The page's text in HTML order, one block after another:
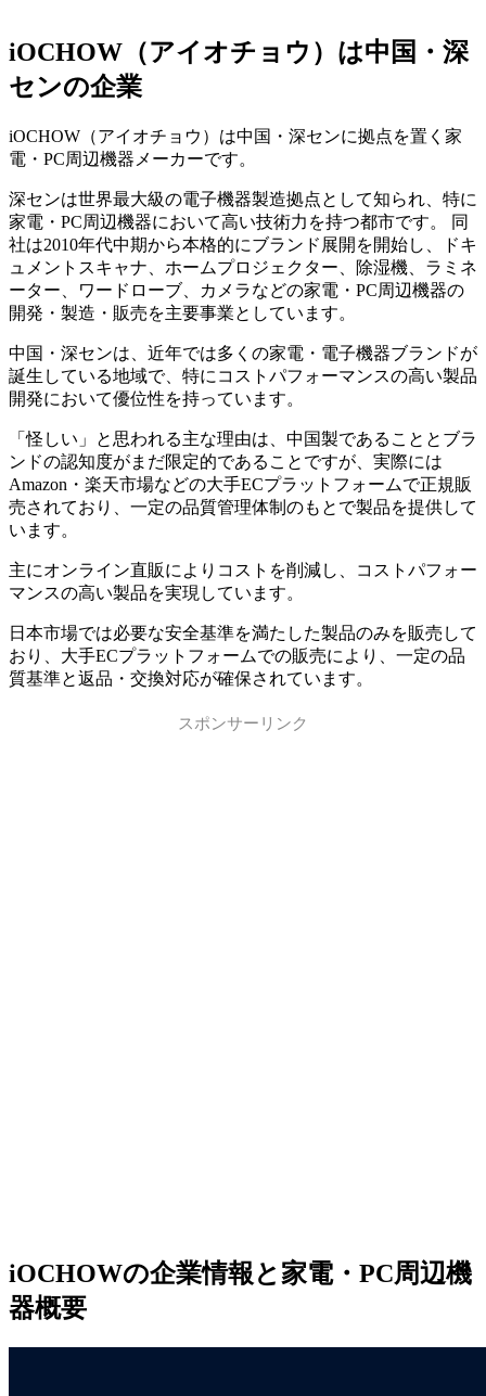
iOCHOW（アイオチョウ）は中国・深
センの企業
iOCHOW（アイオチョウ）は中国・深センに拠点を置く家
電・PC周辺機器メーカーです。
深センは世界最大級の電子機器製造拠点として知られ、特に
家電・PC周辺機器において高い技術力を持つ都市です。 同
社は2010年代中期から本格的にブランド展開を開始し、ドキ
ュメントスキャナ、ホームプロジェクター、除湿機、ラミネ
ーター、ワードローブ、カメラなどの家電・PC周辺機器の
開発・製造・販売を主要事業としています。
中国・深センは、近年では多くの家電・電子機器ブランドが
誕生している地域で、特にコストパフォーマンスの高い製品
開発において優位性を持っています。
「怪しい」と思われる主な理由は、中国製であることとブラ
ンドの認知度がまだ限定的であることですが、実際には
Amazon・楽天市場などの大手ECプラットフォームで正規販
売されており、一定の品質管理体制のもとで製品を提供して
います。
主にオンライン直販によりコストを削減し、コストパフォー
マンスの高い製品を実現しています。
日本市場では必要な安全基準を満たした製品のみを販売して
おり、大手ECプラットフォームでの販売により、一定の品
質基準と返品・交換対応が確保されています。
スポンサーリンク
iOCHOWの企業情報と家電・PC周辺機
器概要